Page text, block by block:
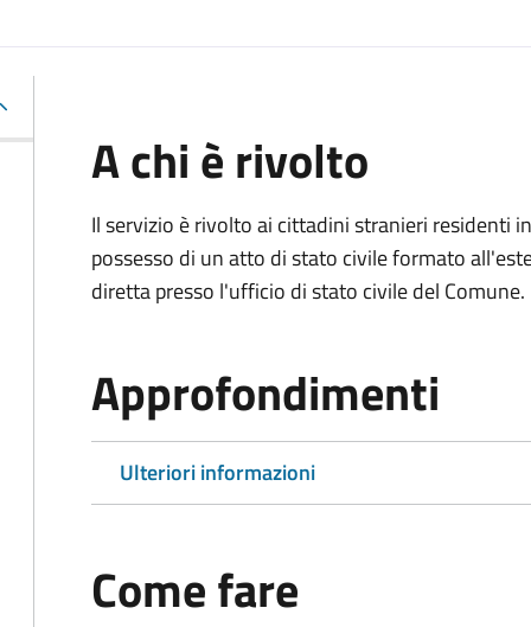
A chi è rivolto
Il servizio è rivolto ai cittadini stranieri residenti
possesso di un atto di stato civile formato
diretta presso l'ufficio di stato civile del Comune.
Approfondimenti
Ulteriori informazioni
Come fare